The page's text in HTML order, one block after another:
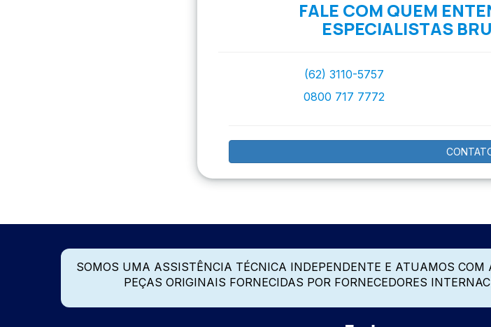
FALE COM QUEM
ESPECIALISTAS
(62) 3110-5757
0800 717 7772
SOMOS UMA ASSISTÊNCIA TÉCNICA INDEPENDENTE E ATUAMOS
PEÇAS ORIGINAIS FORNECIDAS POR FORNECEDORES